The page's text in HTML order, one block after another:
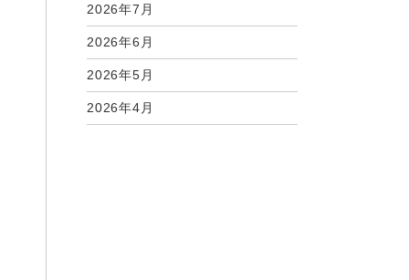
2026年7月
2026年6月
2026年5月
2026年4月